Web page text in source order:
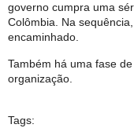
governo cumpra uma
Colômbia. Na
encaminhado.
Também há uma fase
organização.
Tags: